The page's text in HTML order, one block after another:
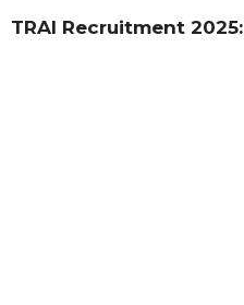
TRAI Recruitment 2025: